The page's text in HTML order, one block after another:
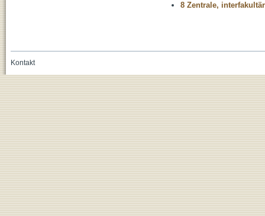
8 Zentrale,
Kontakt